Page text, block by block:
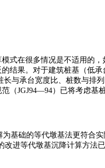
式在很多情况是不适用的
结果。对于建筑桩基（低
与承台宽度比、桩数与排
（JGJ94—94）已将考虑基
基础的等代墩基法更符合
进等代墩基沉降计算方法